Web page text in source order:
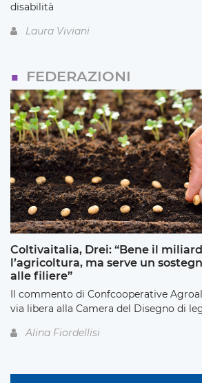
disabilità
Laura Viviani
FEDERAZIONI
Coltivaitalia, Drei: “Bene il
l’agricoltura, ma serve un
alle filiere”
Il commento di Confcooperative
via libera alla Camera del Disegno di
Alina Fiordellisi